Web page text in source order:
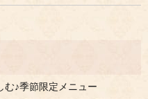
む♪季節限定メニュー